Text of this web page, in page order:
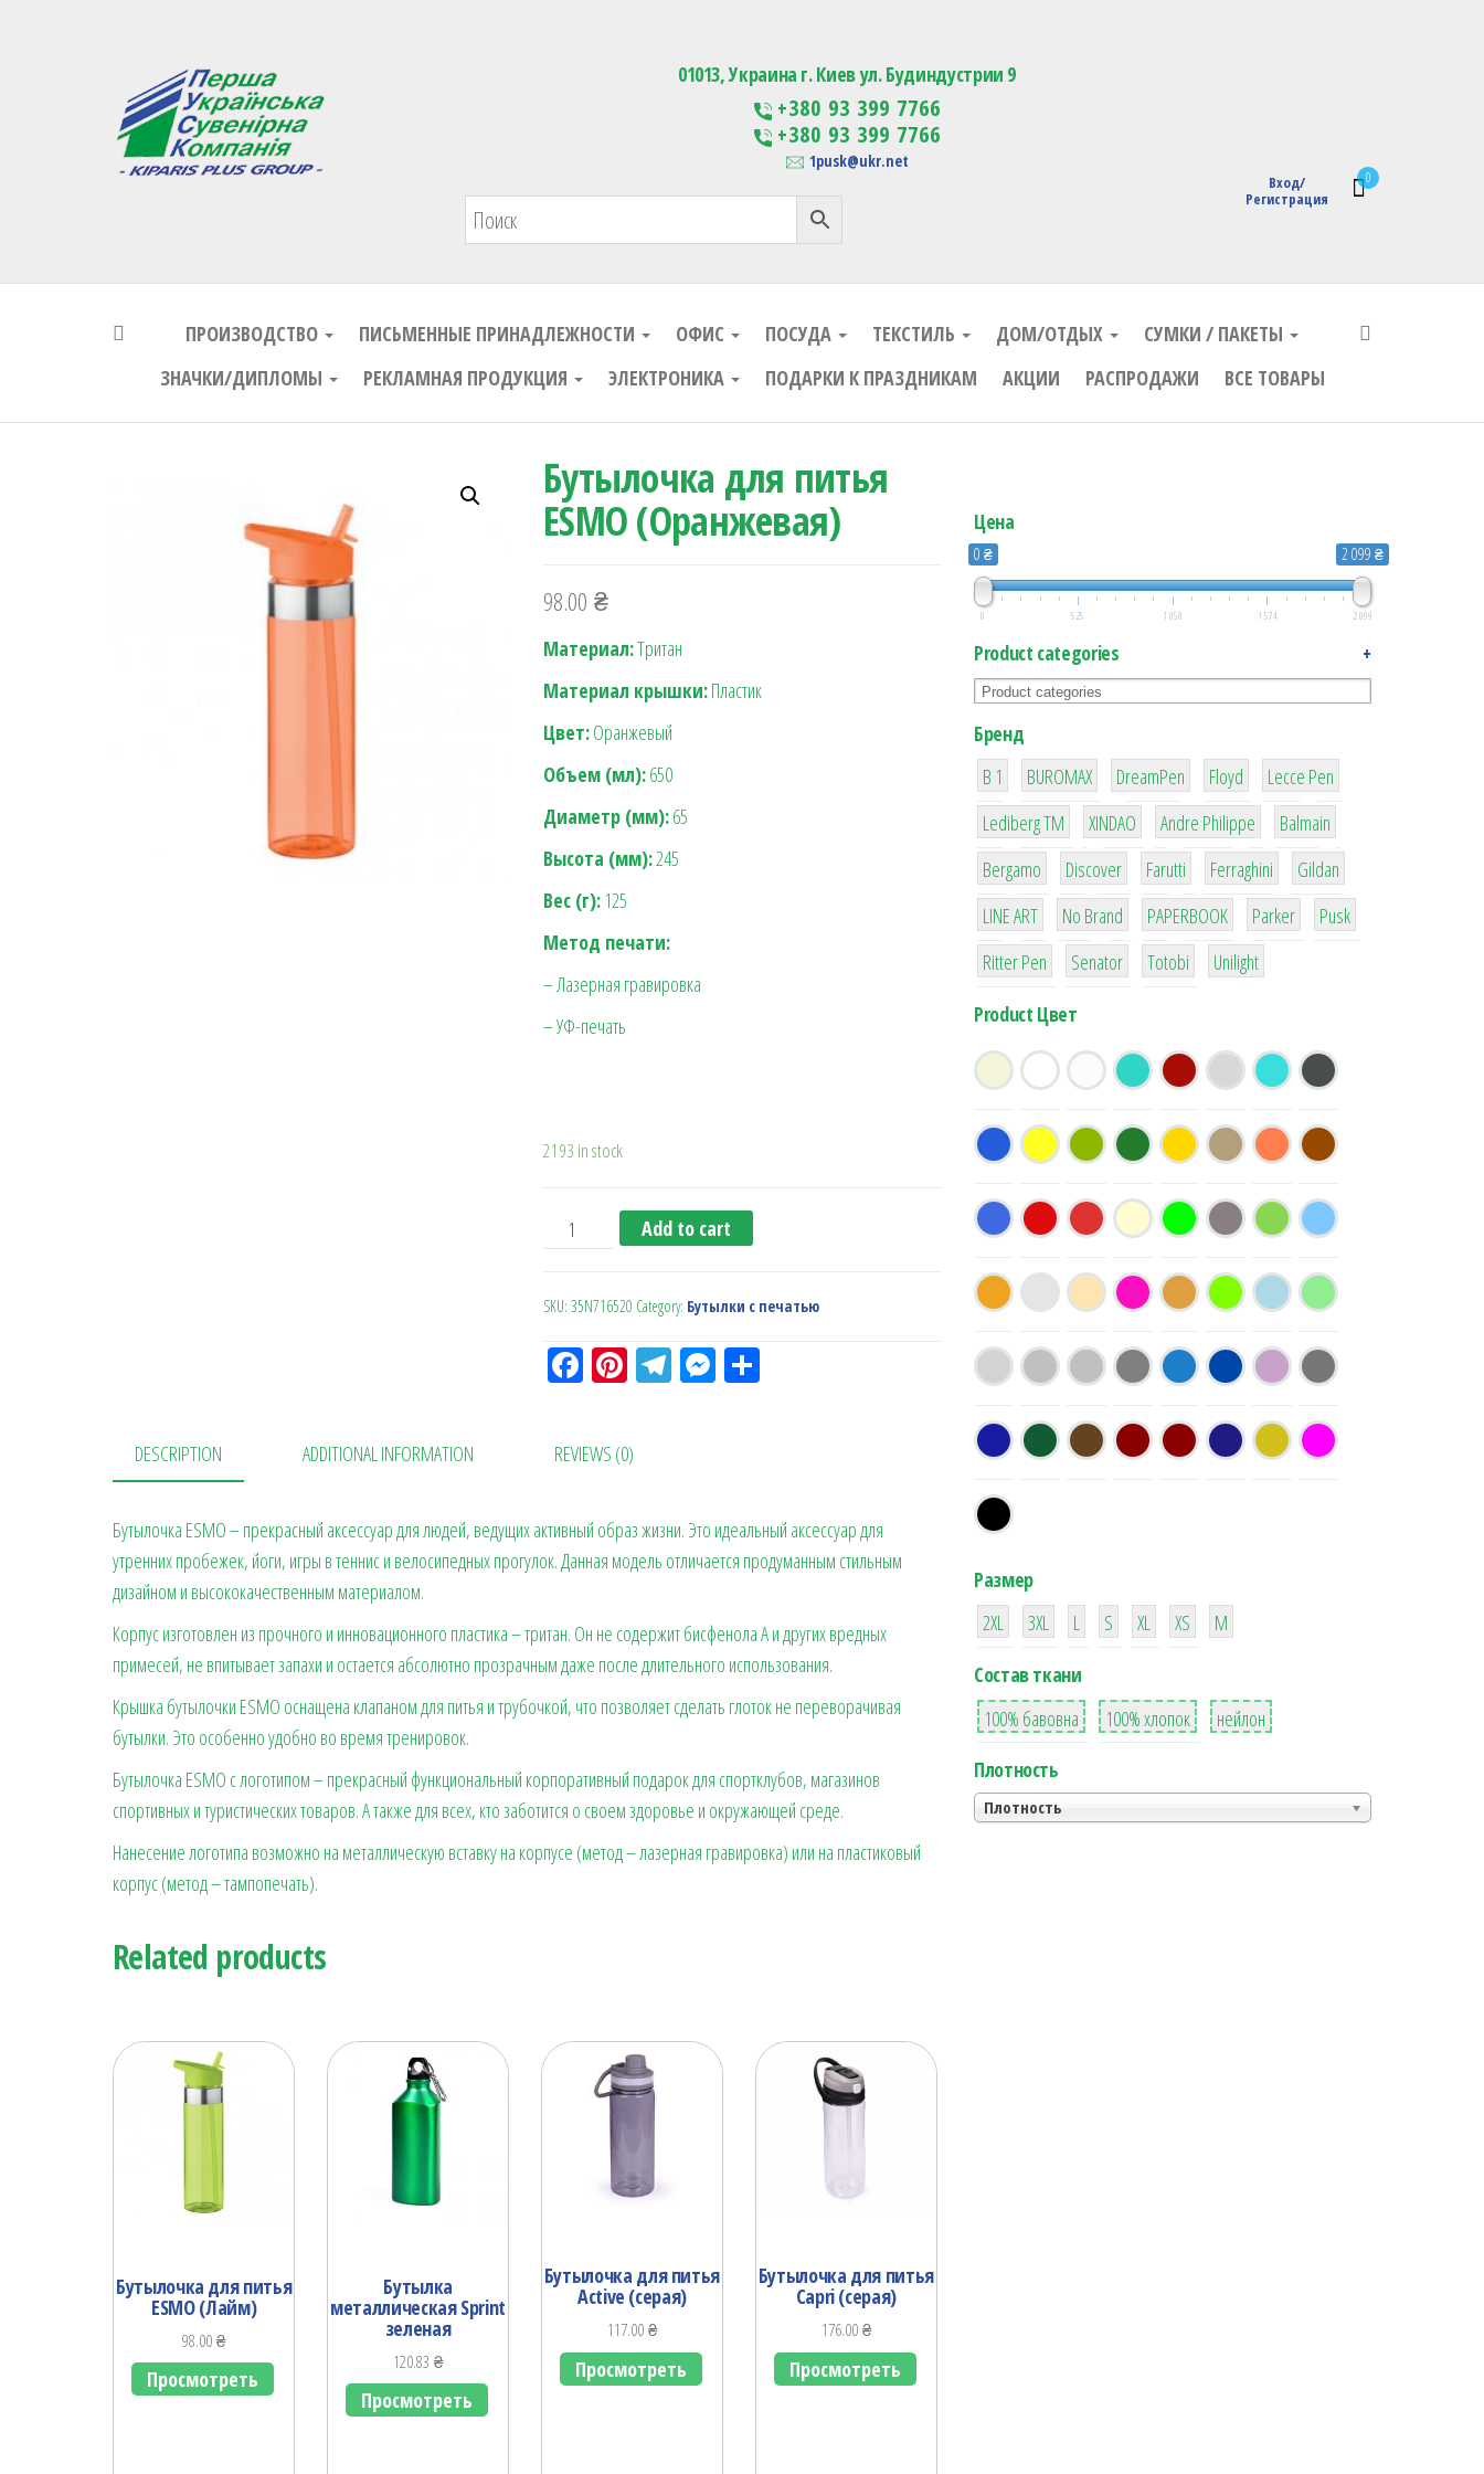
Первая Украинская Сувенирная Компания Изготовление сувенирной продукции с логотипом
0
Вход/
Регистрация
01013, Украина г. Киев ул. Будиндустрии 9
+380 93 399 7766
+380 93 399 7766
1pusk@ukr.net
ПРОИЗВОДСТВО ПИСЬМЕННЫЕ ПРИНАДЛЕЖНОСТИ ОФИС ПОСУДА ТЕКСТИЛЬ ДОМ/ОТДЫХ
СУМКИ / ПАКЕТЫ
ЗНАЧКИ/ДИПЛОМЫ
РЕКЛАМНАЯ ПРОДУКЦИЯ ЭЛЕКТРОНИКА ПОДАРКИ К ПРАЗДНИКАМ АКЦИИ РАСПРОДАЖИ ВСЕ ТОВАРЫ
Бутылочка для питья
ESMO (Оранжевая)
98.00 ₴
Материал:Тритан
Материал крышки:Пластик
Цвет:Оранжевый
Объем (мл):650
Диаметр (мм):65
Высота (мм):245
Вес (г):125
Метод печати:
– Лазерная гравировка
– УФ-печать
2193 in stock
Бутылочка для питья ESMO (Оранжевая) quantity
Add to cart
SKU: 35N716520 Category: Бутылки с печатью
Fa
bo
ok
Pi
er
es
Te M
r ь
DESCRIPTION ADDITIONAL INFORMATION REVIEWS (0)
Бутылочка ESMO – прекрасный аксессуар для людей, ведущих активный образ жизни. Это идеальный аксессуар для
утренних пробежек, йоги, игры в теннис и велосипедных прогулок. Данная модель отличается продуманным стильным
дизайном и высококачественным материалом.
Корпус изготовлен из прочного и инновационного пластика – тритан. Он не содержит бисфенола А и других вредных
примесей, не впитывает запахи и остается абсолютно прозрачным даже после длительного использования.
Крышка бутылочки ESMO оснащена клапаном для питья и трубочкой, что позволяет сделать глоток не переворачивая
бутылки. Это особенно удобно во время тренировок.
Бутылочка ESMO с логотипом – прекрасный функциональный корпоративный подарок для спортклубов, магазинов
спортивных и туристических товаров. А также для всех, кто заботится о своем здоровье и окружающей среде.
Нанесение логотипа возможно на металлическую вставку на корпусе (метод – лазерная гравировка) или на пластиковый
корпус (метод – тампопечать).
Related products
Бутылочка для питья
ESMO (Лайм)
98.00₴
Просмотреть
Бутылка
металлическая Sprint
зеленая
120.83₴
Просмотреть
Бутылочка для питья
Active (серая)
117.00₴
Просмотреть
Бутылочка для питья
Capri (серая)
176.00₴
Просмотреть
Цена
0 ₴ 2 099 ₴
0 525 1 050 1 574 2 099
Product categories +
Бренд
B 1
1
BUROMAX
1
DreamPen
2
Floyd
2
Lecce Pen
3
Lediberg ТМ
3
XINDAO
1
Andre Philippe
4
Balmain
26
Bergamo
64
Discover
299
Farutti
4
Ferraghini
42
Gildan
4
LINE ART
90
No Brand
8
PAPERBOOK
6
Parker
2
Pusk
22
Ritter Pen
15
Senator
43
Totobi
1
Unilight
Product Цвет
Размер
38
2XL
16
3XL
42
L
42
S
42
XL XS
М
Состав ткани
8
100% бавовна
36
100% хлопок
2
нейлон
Плотность
Плотность